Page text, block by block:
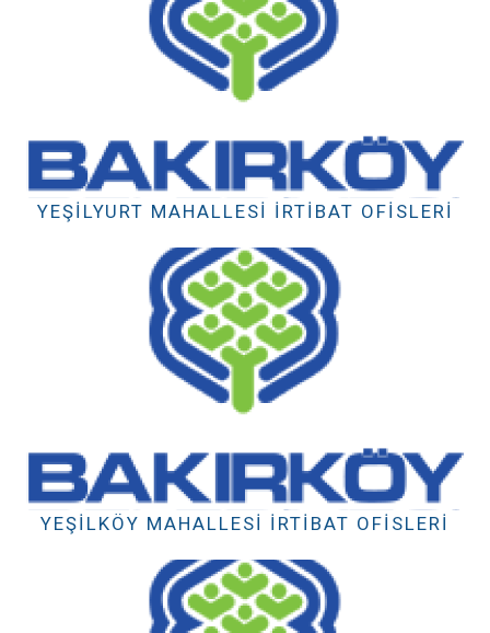
YEŞILYURT MAHALLESI İRTIBAT OFISLERI
YEŞILKÖY MAHALLESI İRTIBAT OFISLERI